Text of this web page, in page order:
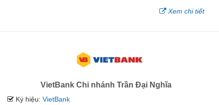
Xem chi tiết
VietBank Chi nhánh Trần Đại Nghĩa
Ký hiệu: VietBank